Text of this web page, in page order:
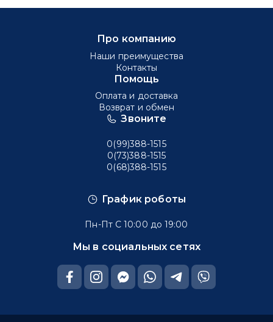
График роботы
Пн-Пт С 10:00 до 19:00
Мы в социальных сетях
Звоните
0(99)388-1515
0(73)388-1515
0(68)388-1515
Про компанию
Наши преимущества
Контакты
Помощь
Оплата и доставка
Возврат и обмен